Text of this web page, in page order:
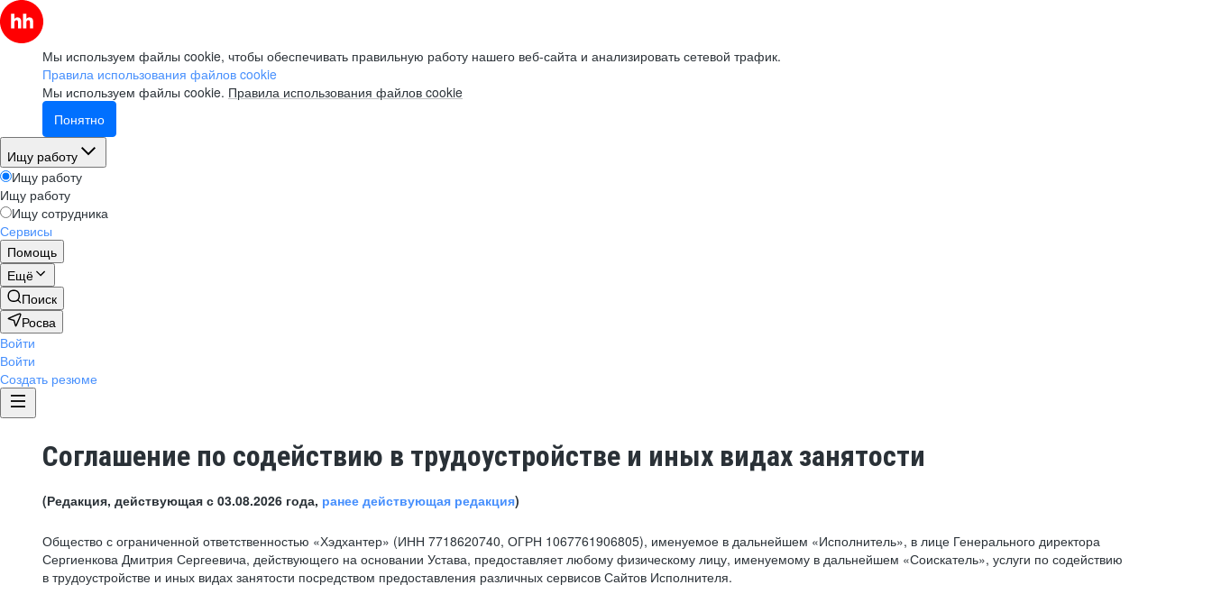
Мы используем файлы cookie, чтобы обеспечивать правильную работу нашего веб-сайта и анализировать сетевой трафик.
Правила использования файлов cookie
Мы используем файлы cookie. Правила использования файлов cookie
Понятно
Ищу работу
Ищу работу
Ищу работу
Ищу сотрудника
Сервисы
Помощь
Ещё
Поиск
Росва
Войти
Войти
Создать резюме
Соглашение по содействию в трудоустройстве и иных видах занятости
(Редакция, действующая с 03.08.2026 года, ранее действующая редакция)
Общество с ограниченной ответственностью «Хэдхантер» (ИНН 7718620740, ОГРН 1067761906805), именуемое в дальнейшем «Исполнитель», в лице Генерального директора
Сергиенкова Дмитрия Сергеевича, действующего на основании Устава, предоставляет любому физическому лицу, именуемому в дальнейшем «Соискатель», услуги по содействию
в трудоустройстве и иных видах занятости посредством предоставления различных сервисов Сайтов Исполнителя.